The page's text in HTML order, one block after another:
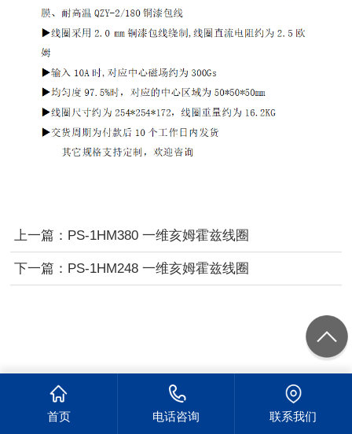
上一篇： PS-1HM380 一维亥姆霍兹线圈
下一篇： PS-1HM248 一维亥姆霍兹线圈
首页 电话咨询 联系我们